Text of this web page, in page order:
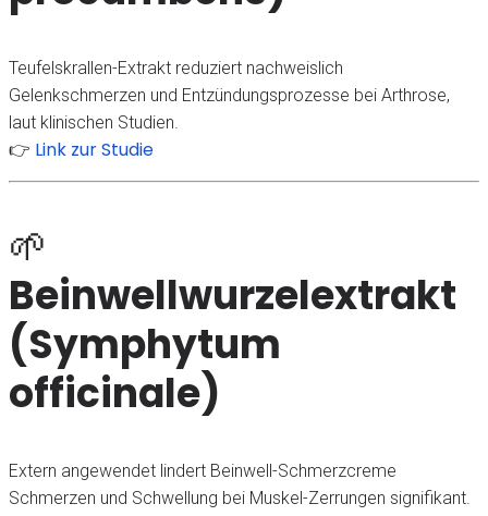
Teufelskrallen-Extrakt reduziert nachweislich
Gelenkschmerzen und Entzündungsprozesse bei Arthrose,
laut klinischen Studien.
👉 Link zur Studie
🌱
Beinwellwurzelextrakt
(Symphytum
officinale)
Extern angewendet lindert Beinwell-Schmerzcreme
Schmerzen und Schwellung bei Muskel-Zerrungen signifikant.